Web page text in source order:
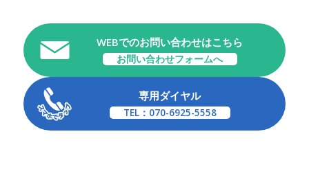
WEBでのお問い合わせはこちら
お問い合わせフォームへ
専用ダイヤル
TEL：070-6925-5558